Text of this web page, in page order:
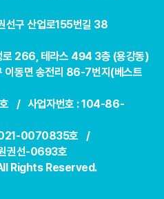
선구 산업로155번길 38
로 266, 테라스 494 3층 (용강동)
이동면 송전리 86-7번지(베스트
호 / 사업자번호 : 104-86-
2021-0070835호 /
권선-0693호
Rights Reserved.